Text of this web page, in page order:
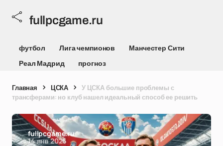
fullpcgame.ru
футбол Лига чемпионов
Манчестер Сити
Реал Мадрид
прогноз
Главная ЦСКА
У ЦСКА большие проблемы с
трансферами: но клуб нашел идеальный способ ее решить
fullpcgame.ru
14 янв 2026